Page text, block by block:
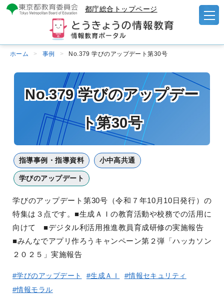
都庁総合トップページ
ホーム 事例 No.379 学びのアップデート第30号
No.379 学びのアップデー
ト第30号
指導事例・指導資料 小中高共通
学びのアップデート
学びのアップデート第30号（令和７年10月10日発行）の
特集は３点です。■⽣成ＡＩの教育活動や校務での活⽤に
向けて ■デジタル利活⽤推進教員育成研修の実施報告
■みんなでアプリ作ろうキャンペーン第２弾「ハッカソン
２０２５」実施報告
#学びのアップデート #生成ＡＩ
#情報セキュリティ
#情報モラル